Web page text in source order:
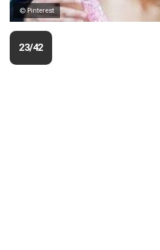
© Pinterest
23/42